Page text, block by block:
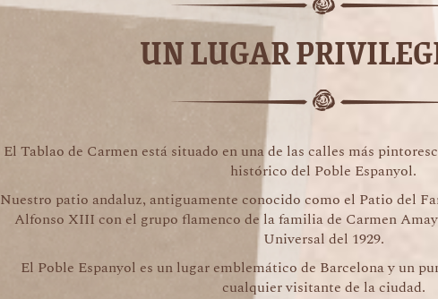
UN LUGAR
El Tablao de Carmen está situado en una de las calles más
histórico del Poble Espanyol.
Nuestro patio andaluz, antiguamente conocido como el Patio del
Alfonso XIII con el grupo flamenco de la familia de Carmen
Universal del 1929.
El Poble Espanyol es un lugar emblemático de Barcelona y un
cualquier visitante de la ciudad.